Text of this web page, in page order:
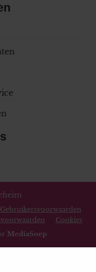
Gebruikersvoorwaarden
Cookies
MediaSoep